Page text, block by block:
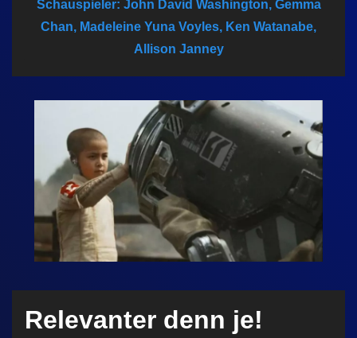
Schauspieler: John David Washington, Gemma
Chan, Madeleine Yuna Voyles, Ken Watanabe,
Allison Janney
Relevanter denn je!